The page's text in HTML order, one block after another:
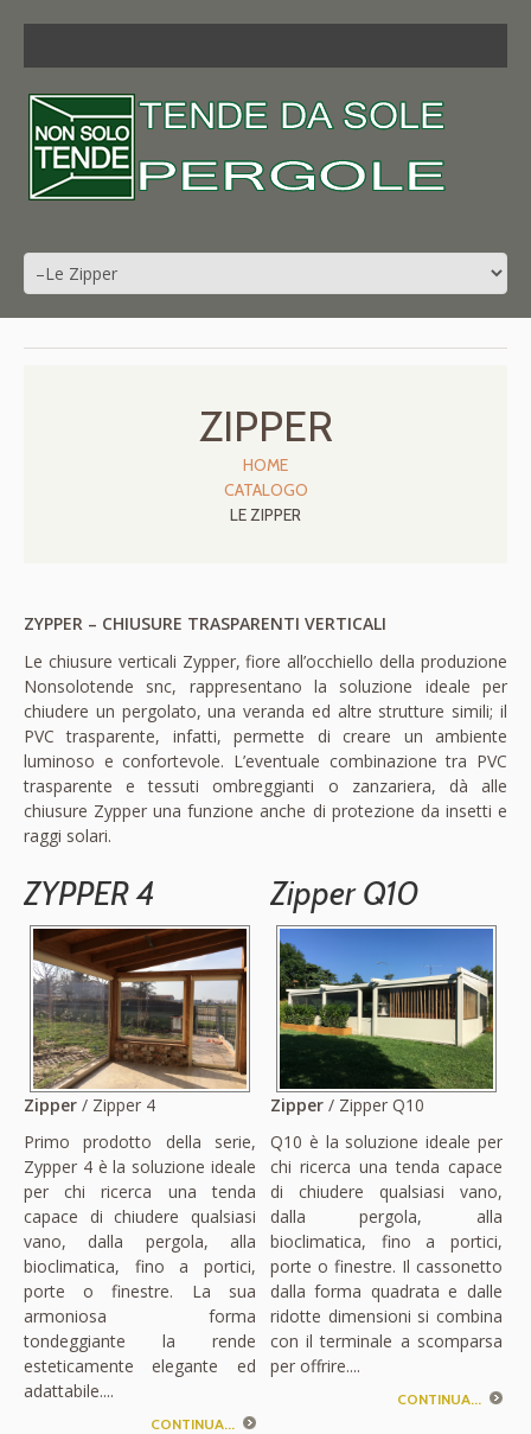
ZIPPER
HOME
CATALOGO
LE ZIPPER
ZYPPER – CHIUSURE TRASPARENTI VERTICALI
Le chiusure verticali Zypper, fiore all’occhiello della produzione
Nonsolotende snc, rappresentano la soluzione ideale per
chiudere un pergolato, una veranda ed altre strutture simili; il
PVC trasparente, infatti, permette di creare un ambiente
luminoso e confortevole. L’eventuale combinazione tra PVC
trasparente e tessuti ombreggianti o zanzariera, dà alle
chiusure Zypper una funzione anche di protezione da insetti e
raggi solari.
ZYPPER 4
Zipper / Zipper 4
Primo prodotto della serie,
Zypper 4 è la soluzione ideale
per chi ricerca una tenda
capace di chiudere qualsiasi
vano, dalla pergola, alla
bioclimatica, fino a portici,
porte o finestre. La sua
armoniosa forma
tondeggiante la rende
esteticamente elegante ed
adattabile....
CONTINUA...
Zipper Q10
Zipper/ Zipper Q10
Q10 è la soluzione ideale per
chi ricerca una tenda capace
di chiudere qualsiasi vano,
dalla pergola, alla
bioclimatica, fino a portici,
porte o finestre. Il cassonetto
dalla forma quadrata e dalle
ridotte dimensioni si combina
con il terminale a scomparsa
per offrire....
CONTINUA...